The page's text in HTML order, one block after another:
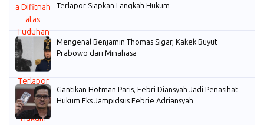
Terlapor Siapkan Langkah Hukum
Mengenal Benjamin Thomas Sigar, Kakek Buyut
Prabowo dari Minahasa
Gantikan Hotman Paris, Febri Diansyah Jadi Penasihat
Hukum Eks Jampidsus Febrie Adriansyah